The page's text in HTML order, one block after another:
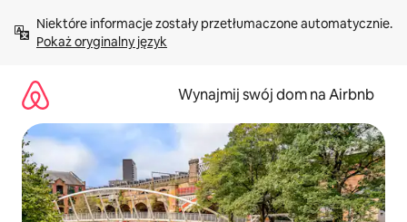
treści Pokaż oryginalny język
Wynajmij swój dom na Airbnb